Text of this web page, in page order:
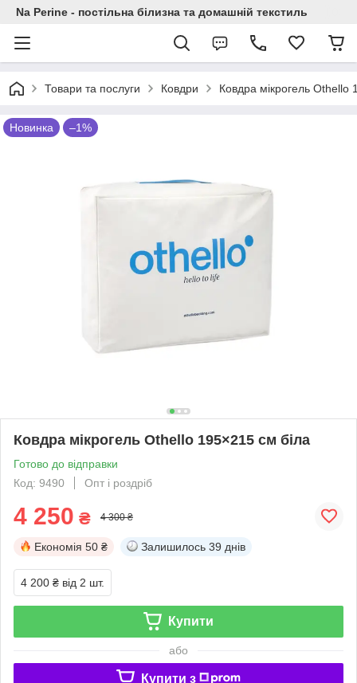
Na Perine - постільна білизна та домашній текстиль
Товари та послуги Ковдри Ковдра мікрогель Othello
Новинка –1%
Ковдра мікрогель Othello 195×215 см біла
Готово до відправки
Код: 9490
Опт і роздріб
4 250 ₴ 4 300 ₴
Економія 50 ₴ Залишилось 39 днів
4 200 ₴ від 2 шт.
Купити
або
Купити з